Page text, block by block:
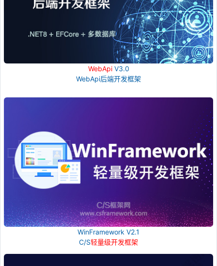
WebApiV3.0
WebApi后端开发框架
WinFramework V2.1
C/S轻量级开发框架